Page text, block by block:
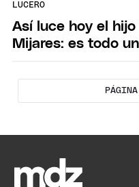
LUCERO
Así luce hoy el
Mijares: es todo